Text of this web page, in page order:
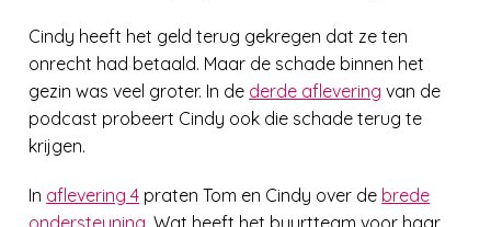
Cindy heeft het geld terug gekregen dat ze ten
onrecht had betaald. Maar de schade binnen het
gezin was veel groter. In de derde aflevering van de
podcast probeert Cindy ook die schade terug te
krijgen.
In aflevering 4 praten Tom en Cindy over de brede